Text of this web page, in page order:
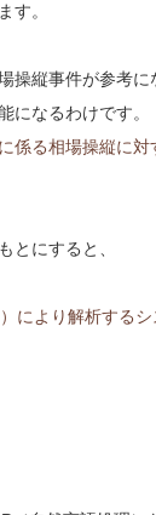
す。
縦事件が参考
になるわけです。
係る相場操縦に
とにすると、
により解析するシ